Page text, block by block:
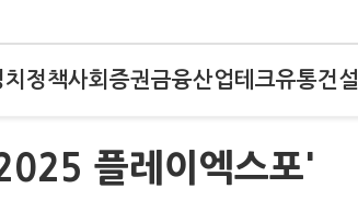
정책사회 증권금융산업테크유통건설
플레이엑스포'